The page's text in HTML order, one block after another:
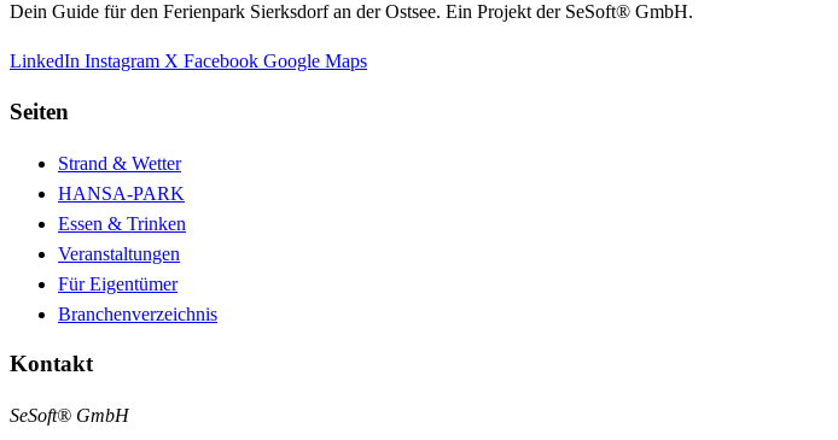
Dein Guide für den Ferienpark Sierksdorf an der Ostsee. Ein Projekt der SeSoft® GmbH.
LinkedIn Instagram X Facebook Google Maps
Seiten
Strand & Wetter
HANSA-PARK
Essen & Trinken
Veranstaltungen
Für Eigentümer
Branchenverzeichnis
Kontakt
SeSoft® GmbH